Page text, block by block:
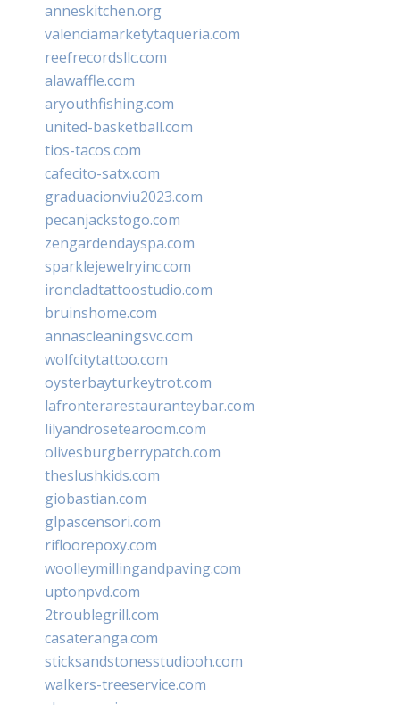
anneskitchen.org
valenciamarketytaqueria.com
reefrecordsllc.com
alawaffle.com
aryouthfishing.com
united-basketball.com
tios-tacos.com
cafecito-satx.com
graduacionviu2023.com
pecanjackstogo.com
zengardendayspa.com
sparklejewelryinc.com
ironcladtattoostudio.com
bruinshome.com
annascleaningsvc.com
wolfcitytattoo.com
oysterbayturkeytrot.com
lafronterarestauranteybar.com
lilyandrosetearoom.com
olivesburgberrypatch.com
theslushkids.com
giobastian.com
glpascensori.com
rifloorepoxy.com
woolleymillingandpaving.com
uptonpvd.com
2troublegrill.com
casateranga.com
sticksandstonesstudiooh.com
walkers-treeservice.com